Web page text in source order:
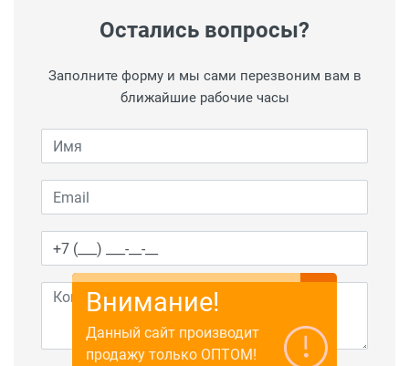
Остались вопросы?
Заполните форму и мы сами перезвоним вам в
ближайшие рабочие часы
Внимание!
Данный сайт производит
продажу только ОПТОМ!